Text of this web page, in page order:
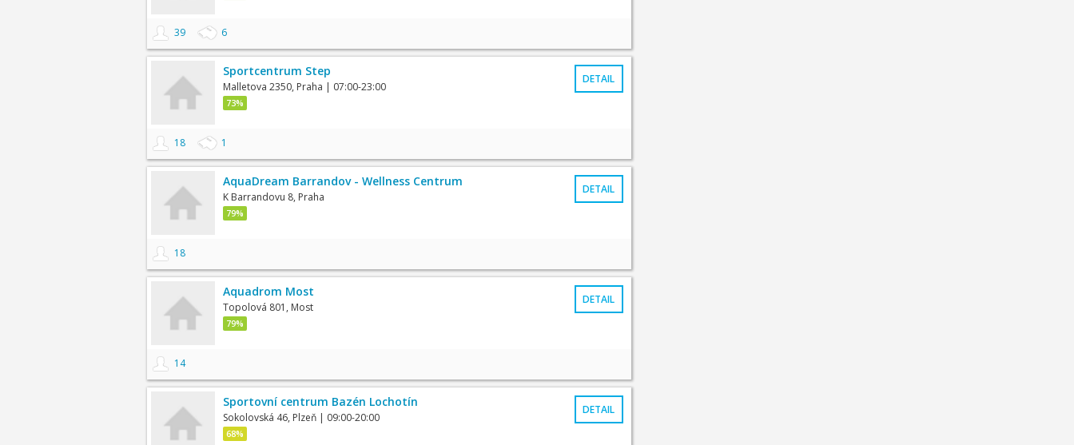
39 6
Sportcentrum Step
Malletova 2350, Praha | 07:00-23:00
73%
DETAIL
18 1
AquaDream Barrandov - Wellness Centrum
K Barrandovu 8, Praha
79%
DETAIL
18
Aquadrom Most
Topolová 801, Most
79%
DETAIL
14
Sportovní centrum Bazén Lochotín
Sokolovská 46, Plzeň | 09:00-20:00
68%
DETAIL